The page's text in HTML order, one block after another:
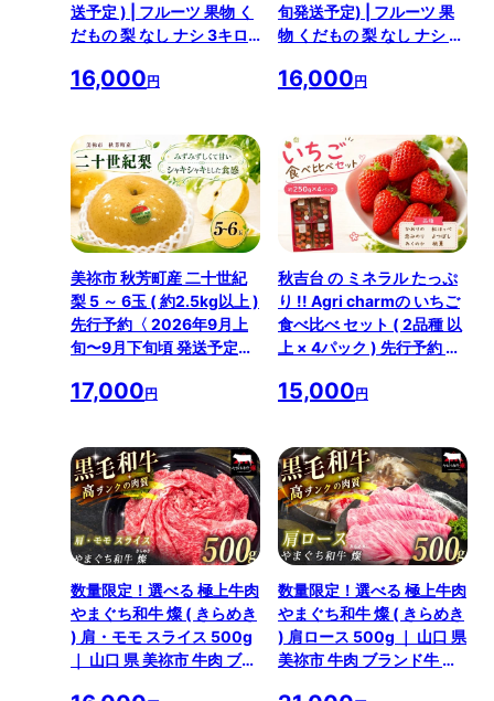
送予定 ) | フルーツ 果物 く
だもの 梨 なし ナシ 3キロ
美祢 秋芳 秋芳町 カルスト
16,000円
旬発送予定) | フルーツ 果
物 くだもの 梨 なし ナシ 3
祢市 美祢 秋芳 秋芳町 カル
16,000円
美祢市 秋芳町産 二十世紀
梨 5 ～ 6玉 ( 約2.5kg以上 )
先行予約〈 2026年9月上
旬〜9月下旬頃 発送予定〉
ツ 大きい BIG サイズ 特産
先行予約
17,000円
秋吉台 の ミネラル たっぷ
り !! Agri charmの いちご
食べ比べ セット ( 2品種 以
上 × 4パック ) 先行予約 ＜
間で順次発送予定 ＞ ｜ い
美祢 秋吉台 糖度 甘い 期間
限定
15,000円
数量限定！選べる 極上牛肉
やまぐち和牛 燦 ( きらめき
) 肩・モモ スライス 500g
｜ 山口 県 美祢市 牛肉 ブラ
数量限定！選べる 極上牛肉
やまぐち和牛 燦 ( きらめき
) 肩ロース 500g ｜ 山口 県
美祢市 牛肉 ブランド牛 黒